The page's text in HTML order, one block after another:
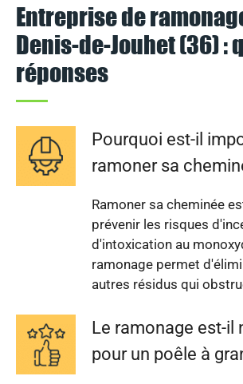
Entreprise de
Denis-de-Jouhet (36) :
réponses
Pourquoi est-il
ramoner sa
Ramoner sa cheminée
prévenir les risques
d'intoxication au
ramonage permet
autres résidus qui
Le ramonage est-il
pour un poêle à